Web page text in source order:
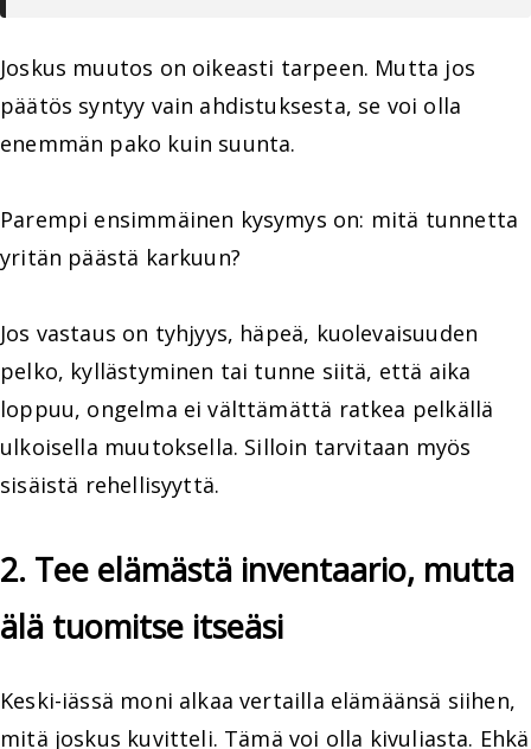
Joskus muutos on oikeasti tarpeen. Mutta jos
päätös syntyy vain ahdistuksesta, se voi olla
enemmän pako kuin suunta.
Parempi ensimmäinen kysymys on: mitä tunnetta
yritän päästä karkuun?
Jos vastaus on tyhjyys, häpeä, kuolevaisuuden
pelko, kyllästyminen tai tunne siitä, että aika
loppuu, ongelma ei välttämättä ratkea pelkällä
ulkoisella muutoksella. Silloin tarvitaan myös
sisäistä rehellisyyttä.
2. Tee elämästä inventaario, mutta
älä tuomitse itseäsi
Keski-iässä moni alkaa vertailla elämäänsä siihen,
mitä joskus kuvitteli. Tämä voi olla kivuliasta. Ehkä